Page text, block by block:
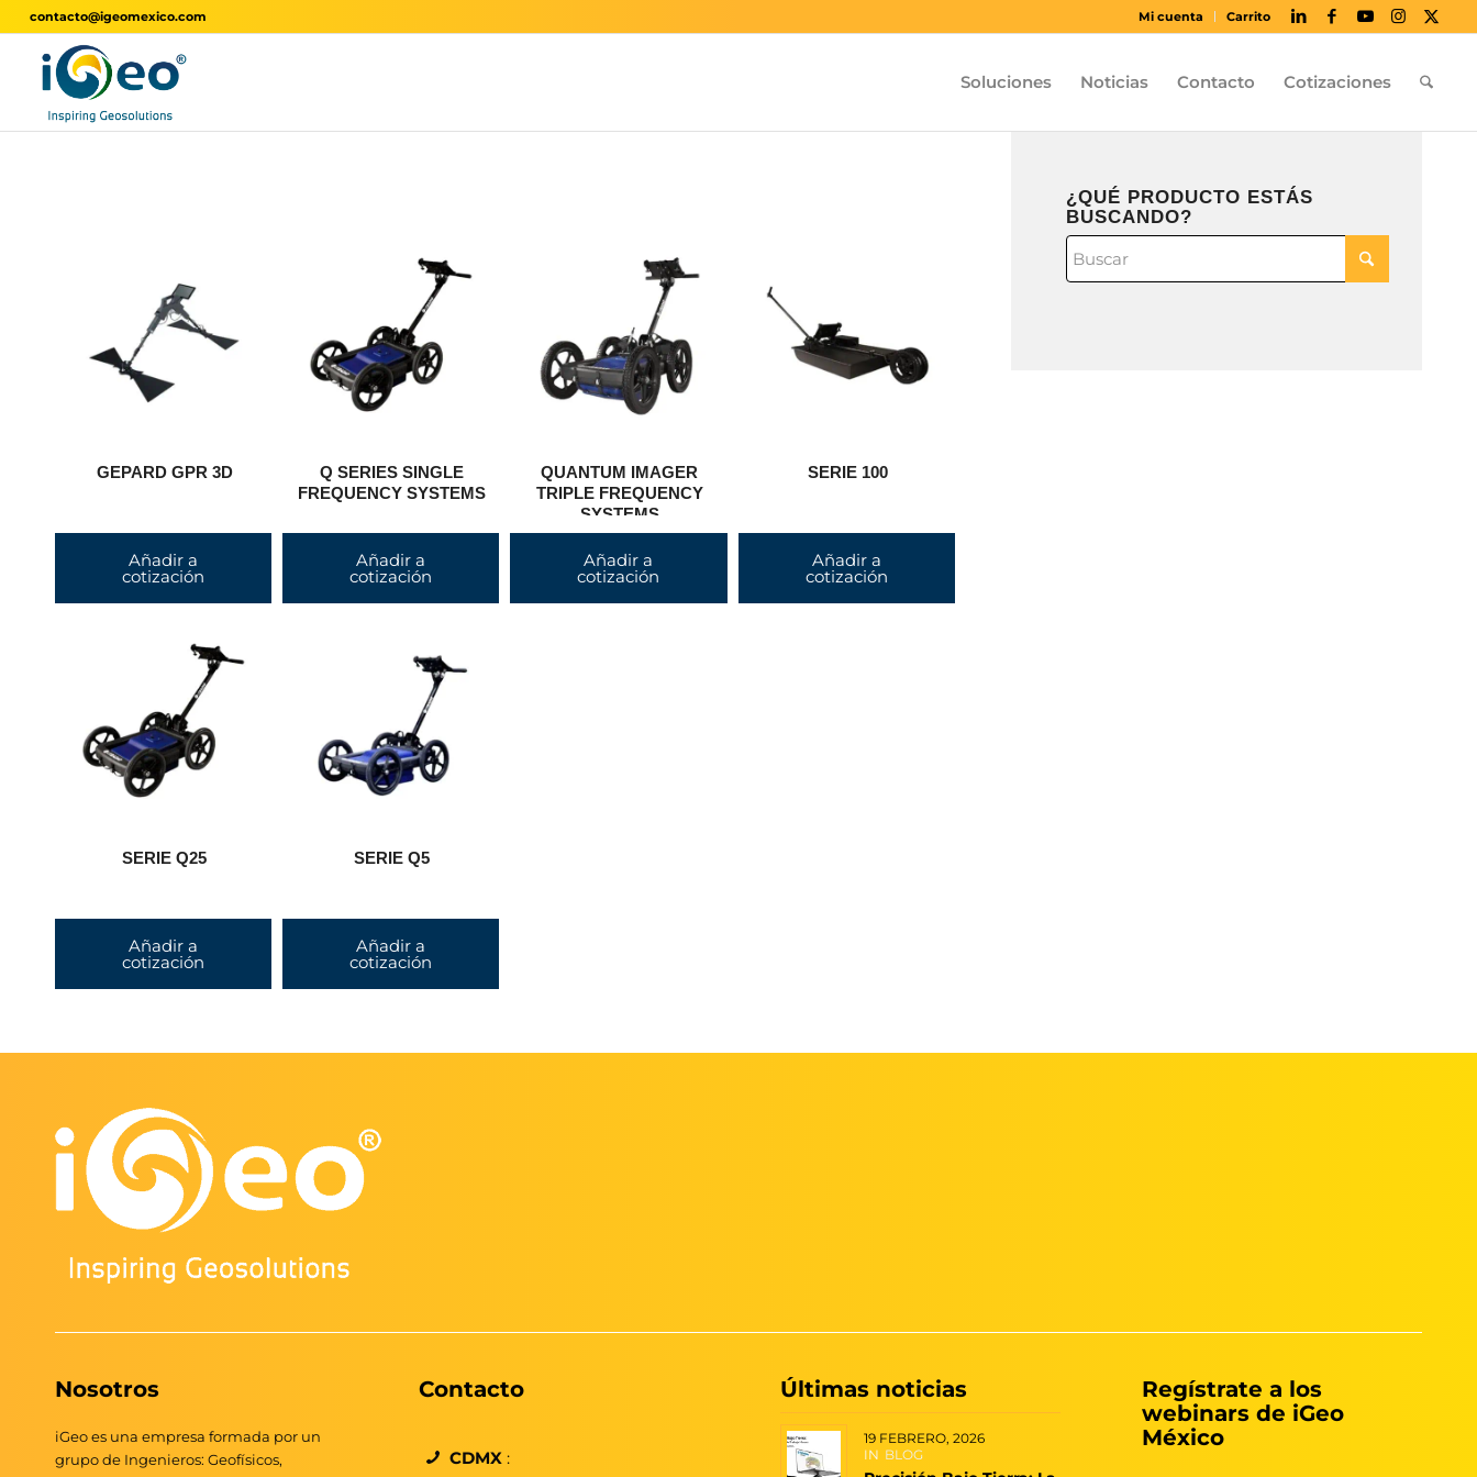
Mi cuenta Carrito
contacto@igeomexico.com
Soluciones Noticias Contacto Cotizaciones
GEPARD GPR 3D
Añadir a
cotización
Q SERIES SINGLE
FREQUENCY SYSTEMS
Añadir a
cotización
QUANTUM IMAGER
TRIPLE FREQUENCY
SYSTEMS
Añadir a
cotización
SERIE 100
Añadir a
cotización
SERIE Q25
Añadir a
cotización
SERIE Q5
Añadir a
cotización
¿QUÉ PRODUCTO ESTÁS
BUSCANDO?
Nosotros
iGeo es una empresa formada por un
grupo de Ingenieros: Geofísicos,
Contacto
CDMX:
Últimas noticias
19 FEBRERO, 2026
IN BLOG
Regístrate a los
webinars de iGeo
México